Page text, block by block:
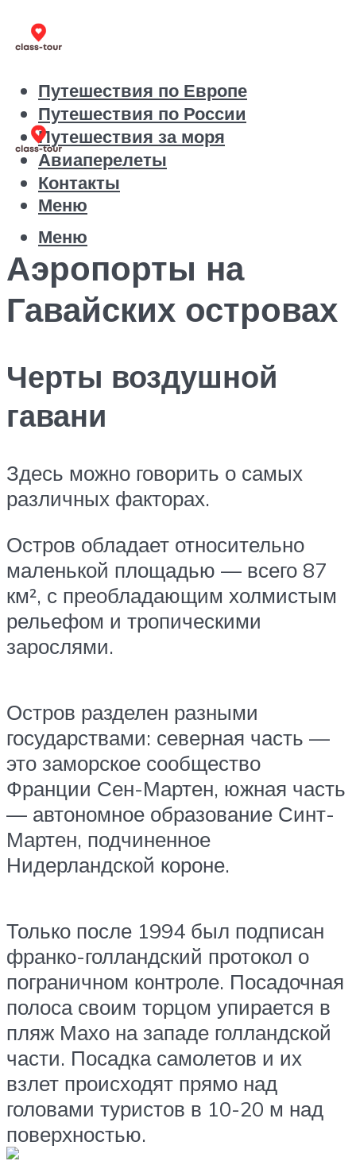
Путешествия по Европе
Путешествия по России
Путешествия за моря
Авиаперелеты
Контакты
Меню
Меню
Аэропорты на
Гавайских островах
Черты воздушной
гавани
Здесь можно говорить о самых
различных факторах.
Остров обладает относительно
маленькой площадью — всего 87
км², с преобладающим холмистым
рельефом и тропическими
зарослями.
Остров разделен разными
государствами: северная часть —
это заморское сообщество
Франции Сен-Мартен, южная часть
— автономное образование Синт-
Мартен, подчиненное
Нидерландской короне.
Только после 1994 был подписан
франко-голландский протокол о
пограничном контроле. Посадочная
полоса своим торцом упирается в
пляж Махо на западе голландской
части. Посадка самолетов и их
взлет происходят прямо над
головами туристов в 10-20 м над
поверхностью.